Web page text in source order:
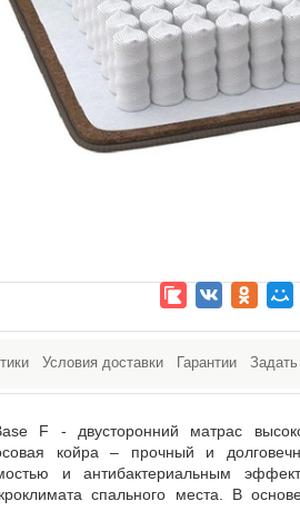
Условия доставки Гарантии
F - двусторонний матрас
койра – прочный и
и антибактериальным
спального места. В